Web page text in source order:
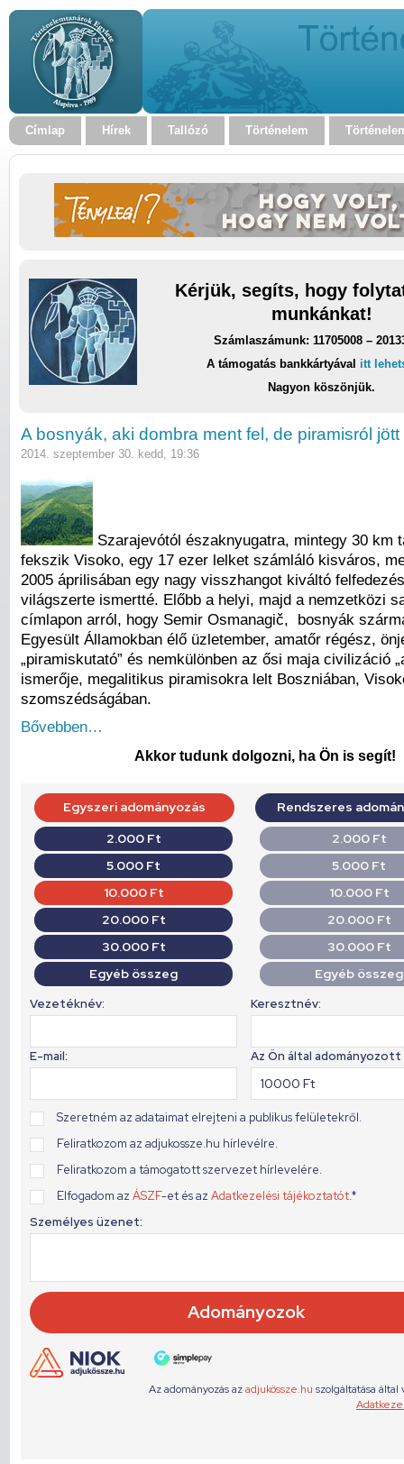
Címlap Hírek Tallózó Történelem
Kérjük, segíts, hogy
munkánkat!
Számlaszámunk: 11705008 –
A támogatás bankkártyával itt
Nagyon köszönjük.
A bosnyák, aki dombra ment fel, de piramisról jött
2014. szeptember 30. kedd, 19:36
Szarajevótól északnyugatra, mintegy 30 km
fekszik Visoko, egy 17 ezer lelket számláló kisváros,
2005 áprilisában egy nagy visszhangot kiváltó
világszerte ismertté. Előbb a helyi, majd a nemzetközi
címlapon arról, hogy Semir Osmanagič, bosnyák
Egyesült Államokban élő üzletember, amatőr régész,
„piramiskutató” és nemkülönben az ősi maja civilizáció
ismerője, megalitikus piramisokra lelt Boszniában,
szomszédságában.
Bővebben…
Akkor tudunk dolgozni, ha Ön is segít!